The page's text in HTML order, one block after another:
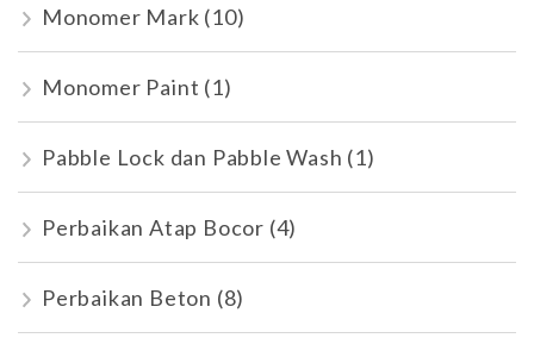
Monomer Mark (10)
Monomer Paint (1)
Pabble Lock dan Pabble Wash (1)
Perbaikan Atap Bocor (4)
Perbaikan Beton (8)